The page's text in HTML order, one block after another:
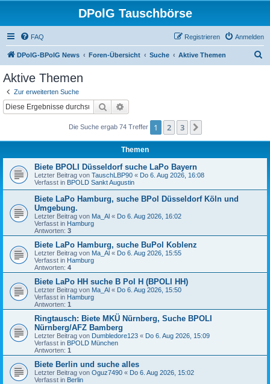
DPolG Tauschbörse
FAQ Anmelden
Registrieren
DPolG-BPolG News Foren-Übersicht Suche Aktive Themen
Aktive Themen
Zur erweiterten Suche
Suche
Die Suche ergab 74 Treffer 1 2 3
Themen
Biete BPOLI Düsseldorf suche LaPo Bayern
Letzter Beitrag von TauschLBP90 « Do 6. Aug 2026, 16:08
Verfasst in BPOLD Sankt Augustin
Biete LaPo Hamburg, suche BPol Düsseldorf Köln und
Umgebung.
Letzter Beitrag von Ma_Al « Do 6. Aug 2026, 16:02
Verfasst in Hamburg
Antworten: 3
Biete LaPo Hamburg, suche BuPol Koblenz
Letzter Beitrag von Ma_Al « Do 6. Aug 2026, 15:55
Verfasst in Hamburg
Antworten: 4
Biete LaPo HH suche B Pol H (BPOLI HH)
Letzter Beitrag von Ma_Al « Do 6. Aug 2026, 15:50
Verfasst in Hamburg
Antworten: 1
Ringtausch: Biete MKÜ Nürnberg, Suche BPOLI
Nürnberg/AFZ Bamberg
Letzter Beitrag von Dumbledore123 « Do 6. Aug 2026, 15:09
Verfasst in BPOLD München
Antworten: 1
Biete Berlin und suche alles
Letzter Beitrag von Oguz7490 « Do 6. Aug 2026, 15:02
Verfasst in Berlin